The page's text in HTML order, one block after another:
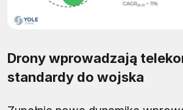
Drony wprowadzają
standardy do wojska